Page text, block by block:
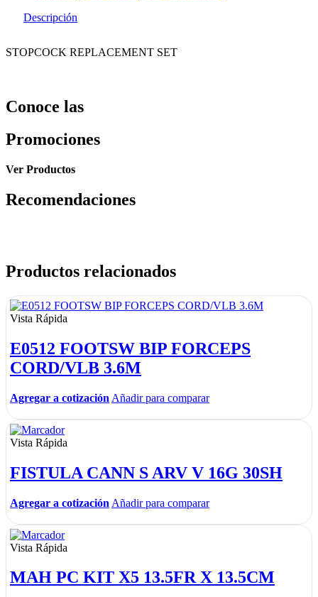
Descripción
STOPCOCK REPLACEMENT SET
Conoce las
Promociones
Ver Productos
Recomendaciones
Productos relacionados
Vista Rápida
E0512 FOOTSW BIP FORCEPS
CORD/VLB 3.6M
Agregar a cotización Añadir para comparar
Vista Rápida
FISTULA CANN S ARV V 16G 30SH
Agregar a cotización Añadir para comparar
Vista Rápida
MAH PC KIT X5 13.5FR X 13.5CM